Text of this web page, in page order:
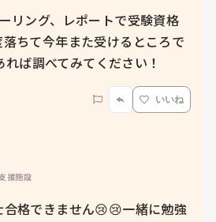
リング、レポートで受験資格
ちて今年また受けるところで
ば調べてみてください！
いいね
援施設
格できません😢😢一緒に勉強